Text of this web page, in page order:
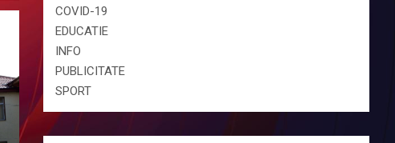
COVID-19
EDUCATIE
INFO
PUBLICITATE
SPORT